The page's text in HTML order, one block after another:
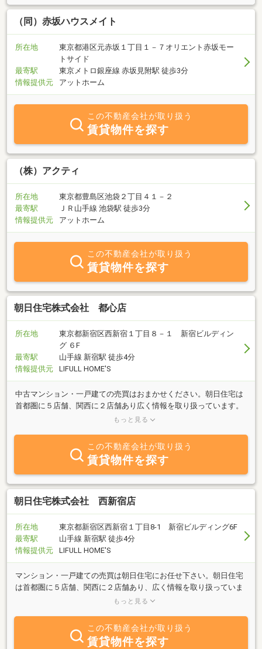
（同）赤坂ハウスメイト
所在地
東京都港区元赤坂１丁目１－７オリエント赤坂モー
トサイド
最寄駅
東京メトロ銀座線 赤坂見附駅 徒歩3分
情報提供元
アットホーム
この不動産会社が取り扱う
賃貸物件を探す
（株）アクティ
所在地
東京都豊島区池袋２丁目４１－２
最寄駅
ＪＲ山手線 池袋駅 徒歩3分
情報提供元
アットホーム
この不動産会社が取り扱う
賃貸物件を探す
朝日住宅株式会社 都心店
所在地
東京都新宿区西新宿１丁目８－１ 新宿ビルディン
グ ６F
最寄駅
山手線 新宿駅 徒歩4分
情報提供元
LIFULL HOME'S
中古マンション・一戸建ての売買はおまかせください。朝日住宅は
首都圏に５店舗、関西に２店舗あり広く情報を取り扱っています。
ダブルコンサルタントのフォロー体制でお客様のご希望に応えまた
もっと見る
この不動産会社が取り扱う
賃貸物件を探す
朝日住宅株式会社 西新宿店
所在地
東京都新宿区西新宿１丁目8-1 新宿ビルディング6F
最寄駅
山手線 新宿駅 徒歩4分
情報提供元
LIFULL HOME'S
マンション・一戸建ての売買は朝日住宅にお任せ下さい。朝日住宅
は首都圏に５店舗、関西に２店舗あり、広く情報を取り扱っていま
す。ダブルコンサルタントのフォロー体制で、お客様のご希望に応
もっと見る
この不動産会社が取り扱う
賃貸物件を探す